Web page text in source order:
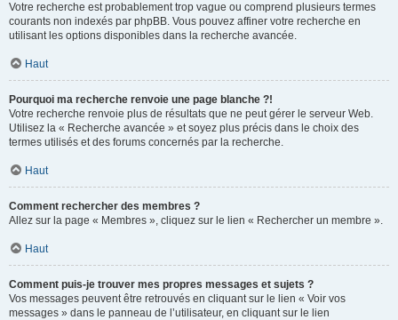
Votre recherche est probablement trop vague ou comprend plusieurs termes
courants non indexés par phpBB. Vous pouvez affiner votre recherche en
utilisant les options disponibles dans la recherche avancée.
Haut
Pourquoi ma recherche renvoie une page blanche ?!
Votre recherche renvoie plus de résultats que ne peut gérer le serveur Web.
Utilisez la « Recherche avancée » et soyez plus précis dans le choix des
termes utilisés et des forums concernés par la recherche.
Haut
Comment rechercher des membres ?
Allez sur la page « Membres », cliquez sur le lien « Rechercher un membre ».
Haut
Comment puis-je trouver mes propres messages et sujets ?
Vos messages peuvent être retrouvés en cliquant sur le lien « Voir vos
messages » dans le panneau de l’utilisateur, en cliquant sur le lien